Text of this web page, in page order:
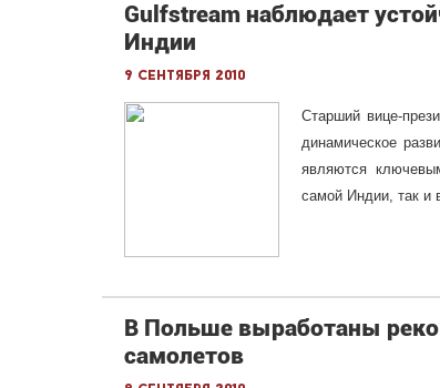
Gulfstream наблюдает
Индии
9 сентября 2010
Старший вице-
динамическое
являются
самой Индии, так и
В Польше выработаны
самолетов